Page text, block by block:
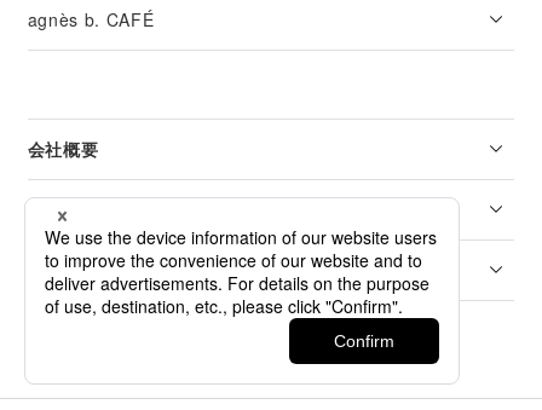
agnès b. CAFÉ
会社概要
リーガル
カスタマーサービス